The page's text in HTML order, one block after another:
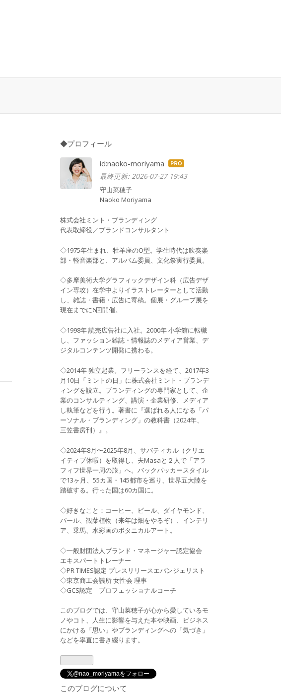
◆プロフィール
id:naoko-moriyama はて
なブ
最終更新: 2026-07-27 19:43
守山菜穂子
Naoko Moriyama
株式会社ミント・ブランディング
代表取締役／ブランドコンサルタント
◇1975年生まれ、牡羊座のO型。学生時代は吹奏楽
部・軽音楽部と、アルバム委員、文化祭実行委員。
◇多摩美術大学グラフィックデザイン科（広告デザ
イン専攻）在学中よりイラストレーターとして活動
し、雑誌・書籍・広告に寄稿。個展・グループ展を
現在までに6回開催。
◇1998年 読売広告社に入社。2000年 小学館に転職
し、ファッション雑誌・情報誌のメディア営業、デ
ジタルコンテンツ開発に携わる。
◇2014年 独立起業。フリーランスを経て、2017年3
月10日「ミントの日」に株式会社ミント・ブランデ
ィングを設立。ブランディングの専門家として、企
業のコンサルティング、講演・企業研修、メディア
し執筆などを行う。著書に『選ばれる人になる「パ
ーソナル・ブランディング」の教科書（2024年、
三笠書房刊）』。
◇2024年8月〜2025年8月、サバティカル（クリエ
イティブ休暇）を取得し、夫Masaと２人で「アラ
フィフ世界一周の旅」へ。バックパッカースタイル
で13ヶ月、55カ国・145都市を巡り、世界五大陸を
踏破する。行った国は60カ国に。
◇好きなこと：コーヒー、ビール、ダイヤモンド、
パール、観葉植物（来年は畑をやるぞ）、インテリ
ア、乗馬、水彩画のボタニカルアート。
◇一般財団法人ブランド・マネージャー認定協会
エキスパートトレーナー
◇PR TIMES認定 プレスリリースエバンジェリスト
◇東京商工会議所 女性会 理事
◇GCS認定 プロフェッショナルコーチ
このブログでは、守山菜穂子が心から愛しているモ
ノやコト、人生に影響を与えた本や映画、ビジネス
にかける「思い」やブランディングへの「気づき」
などを率直に書き綴ります。
@nao_moriyamaをフォロー
このブログについて